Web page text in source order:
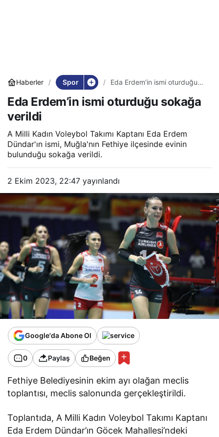
Haberler Spor
Eda Erdem’in ismi oturduğu
Eda Erdem’in ismi oturduğu sokağa
verildi
A Milli Kadın Voleybol Takımı Kaptanı Eda Erdem
Dündar'ın ismi, Muğla'nın Fethiye ilçesinde evinin
bulunduğu sokağa verildi.
2 Ekim 2023, 22:47 yayınlandı
Google'da Abone Ol
0 Paylaş Beğen
Fethiye Belediyesinin ekim ayı olağan meclis
toplantısı, meclis salonunda gerçekleştirildi.
Toplantıda, A Milli Kadın Voleybol Takımı Kaptanı
Eda Erdem Dündar’ın Göcek Mahallesi’ndeki